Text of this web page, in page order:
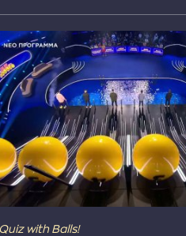
with Balls!